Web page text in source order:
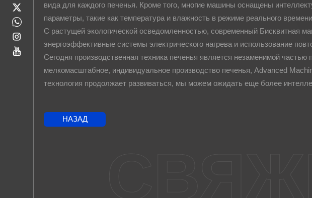
вида для каждого печенья. Кроме того, многие машины оснащены
параметры, такие как температура и влажность в режиме реального
С растущей экологической осведомленностью, современный Бисквитная
энергоэффективные системы электрического нагрева и использование
Сегодня производственная техника печенья является незаменимой
мелкомасштабное, индивидуальное производство печенья, Advanced
технология продолжает развиваться, мы можем ожидать еще более
НАЗАД